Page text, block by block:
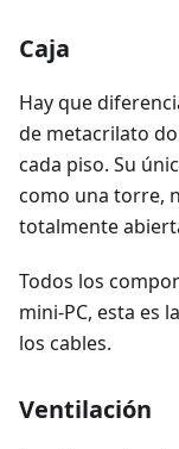
Caja
Hay que
de metacrilato
cada piso. Su
como una torre,
totalmente
Todos los
mini-PC, esta es
los cables.
Ventilación